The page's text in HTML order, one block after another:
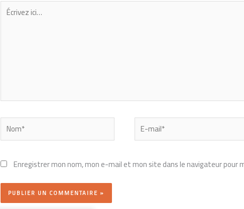
Écrivez
ici…
Nom* E-
mail*
Enregistrer mon nom, mon e-mail et mon site dans le navigateur pour